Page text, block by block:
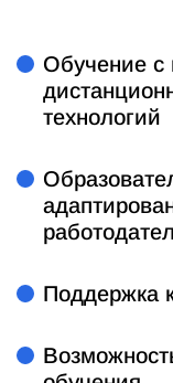
Обучение с
технологий
Поддержка